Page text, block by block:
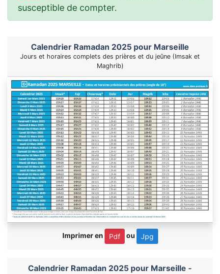
susceptible de compter.
Calendrier Ramadan 2025 pour Marseille
Jours et horaires complets des prières et du jeûne (Imsak et
Maghrib)
Imprimer en Pdf ou Jpg
Calendrier Ramadan 2025 pour Marseille -